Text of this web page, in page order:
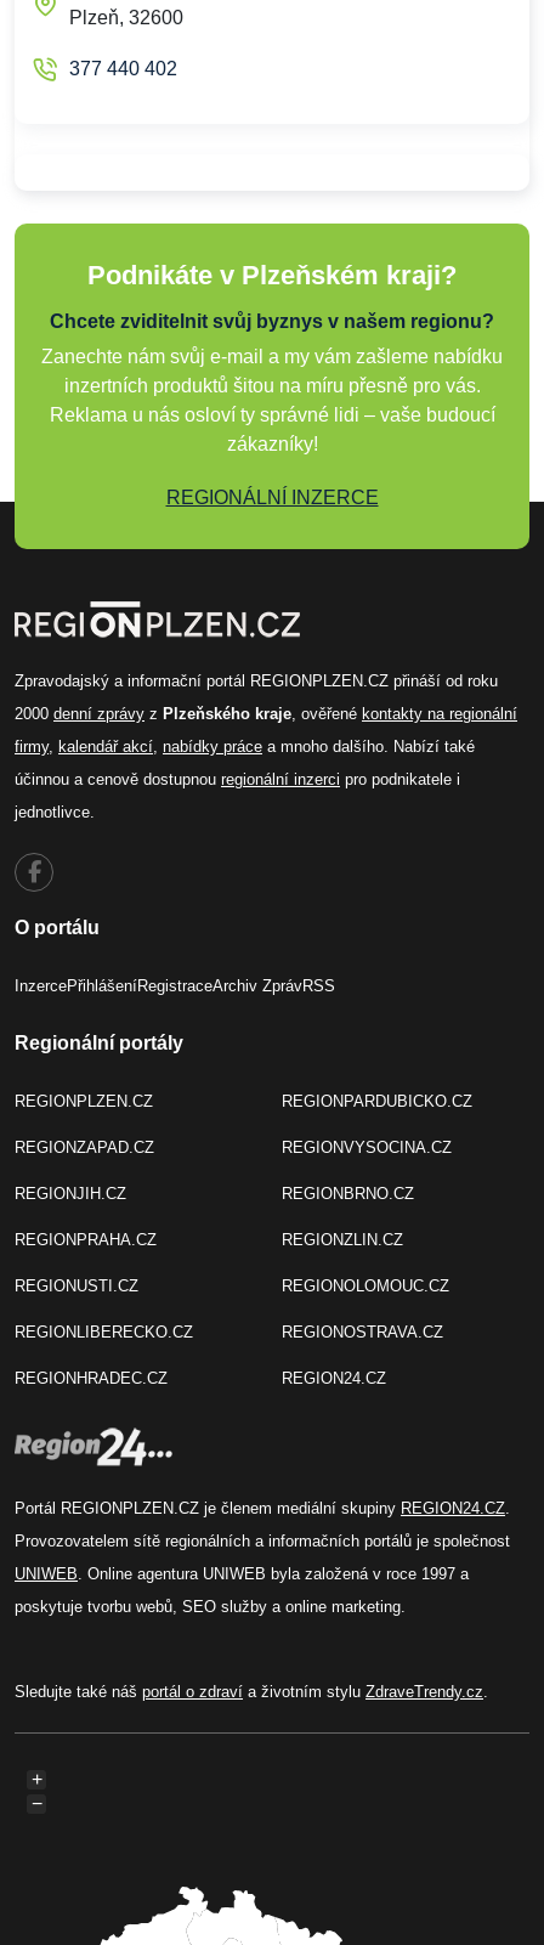
Plzeň, 32600
377 440 402
Podnikáte v Plzeňském kraji?
Chcete zviditelnit svůj byznys v našem regionu?
Zanechte nám svůj e-mail a my vám zašleme nabídku
inzertních produktů šitou na míru přesně pro vás.
Reklama u nás osloví ty správné lidi – vaše budoucí
zákazníky!
REGIONÁLNÍ INZERCE
Zpravodajský a informační portál REGIONPLZEN.CZ přináší od roku
2000 denní zprávy z Plzeňského kraje, ověřené kontakty na regionální
firmy, kalendář akcí, nabídky práce a mnoho dalšího. Nabízí také
účinnou a cenově dostupnou regionální inzerci pro podnikatele i
jednotlivce.
O portálu
InzercePřihlášeníRegistraceArchiv ZprávRSS
Regionální portály
REGIONPLZEN.CZ
REGIONZAPAD.CZ
REGIONJIH.CZ
REGIONPRAHA.CZ
REGIONUSTI.CZ
REGIONLIBERECKO.CZ
REGIONHRADEC.CZ
REGIONPARDUBICKO.CZ
REGIONVYSOCINA.CZ
REGIONBRNO.CZ
REGIONZLIN.CZ
REGIONOLOMOUC.CZ
REGIONOSTRAVA.CZ
REGION24.CZ
Portál REGIONPLZEN.CZ je členem mediální skupiny REGION24.CZ.
Provozovatelem sítě regionálních a informačních portálů je společnost
UNIWEB. Online agentura UNIWEB byla založená v roce 1997 a
poskytuje tvorbu webů, SEO služby a online marketing.
Sledujte také náš portál o zdraví a životním stylu ZdraveTrendy.cz.
+
−